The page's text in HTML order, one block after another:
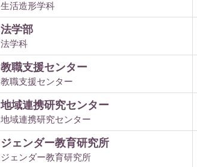
生活造形学科
法学部
法学科
教職支援センター
教職支援センター
地域連携研究センター
地域連携研究センター
ジェンダー教育研究所
ジェンダー教育研究所